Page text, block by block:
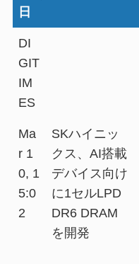
日
DI
GIT
IM
ES
Ma
r 1
0, 1
5:0
2
SKハイニッ
クス、AI搭載
デバイス向け
に1セルLPD
DR6 DRAM
を開発